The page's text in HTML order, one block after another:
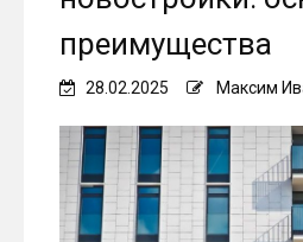
преимущества
28.02.2025 Максим